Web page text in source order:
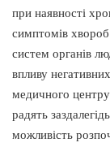
при наявності
симптомів
систем органів
впливу
медичного
радять
можливість